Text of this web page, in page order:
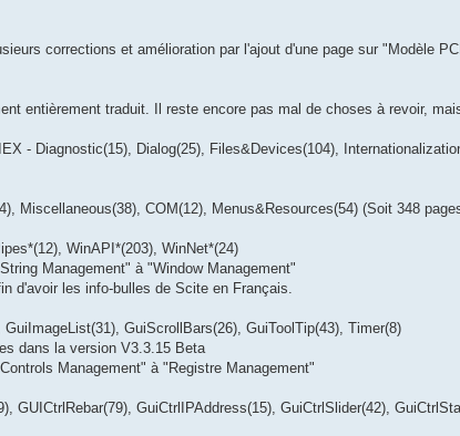
corrections et amélioration par l'ajout d'une page sur "Modèle
entièrement traduit. Il reste encore pas mal de choses à revoir,
- Diagnostic(15), Dialog(25), Files&Devices(104),
Miscellaneous(38), COM(12), Menus&Resources(54) (Soit 348
WinAPI*(203), WinNet*(24)
Management" à "Window Management"
d'avoir les info-bulles de Scite en Français.
GuiImageList(31), GuiScrollBars(26), GuiToolTip(43), Timer(8)
dans la version V3.3.15 Beta
Management" à "Registre Management"
GUICtrlRebar(79), GuiCtrlIPAddress(15), GuiCtrlSlider(42),